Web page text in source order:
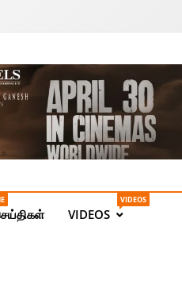
|
VIDEOS
VIDEOS